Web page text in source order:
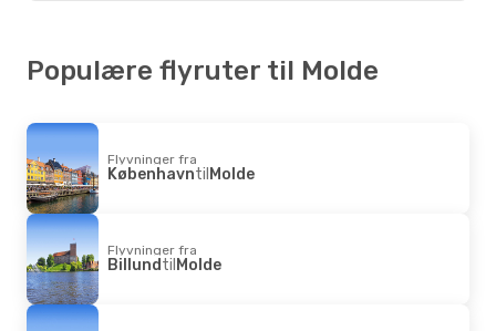
Populære flyruter til Molde
Flyvninger fra
KøbenhavntilMolde
Flyvninger fra
BillundtilMolde